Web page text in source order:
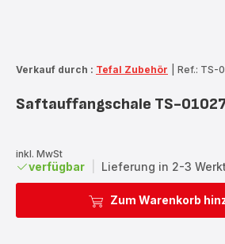
Verkauf durch : Tefal Zubehör Ref.: TS-
Saftauffangschale TS-
inkl. MwSt
verfügbar Lieferung in 2-3
Zum Warenkorb